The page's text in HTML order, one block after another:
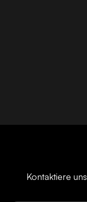
Kontaktiere uns